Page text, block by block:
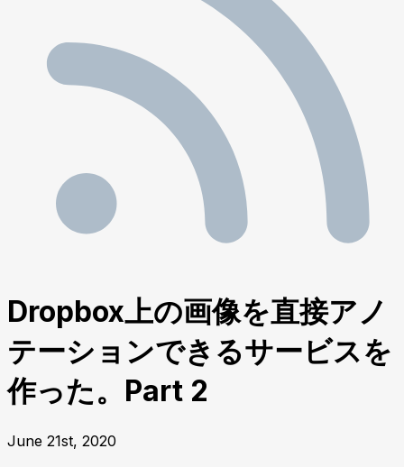
Dropbox上の画像を直接アノ
テーションできるサービスを
作った。Part 2
June 21st, 2020